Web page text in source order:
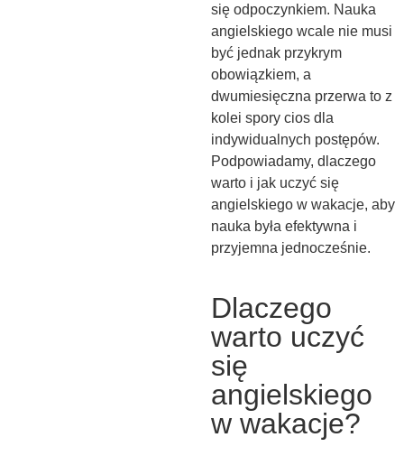
się odpoczynkiem. Nauka
angielskiego wcale nie musi
być jednak przykrym
obowiązkiem, a
dwumiesięczna przerwa to z
kolei spory cios dla
indywidualnych postępów.
Podpowiadamy, dlaczego
warto i jak uczyć się
angielskiego w wakacje, aby
nauka była efektywna i
przyjemna jednocześnie.
Dlaczego
warto uczyć
się
angielskiego
w wakacje?